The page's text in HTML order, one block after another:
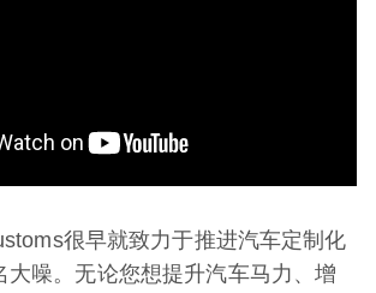
很早就致力于推进汽车定制化
大噪。无论您想提升汽车马力、增